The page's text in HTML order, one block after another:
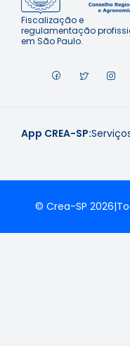
Fiscalização e
regulamentação
em São Paulo.
App CREA-SP:
© Crea-SP 2026|